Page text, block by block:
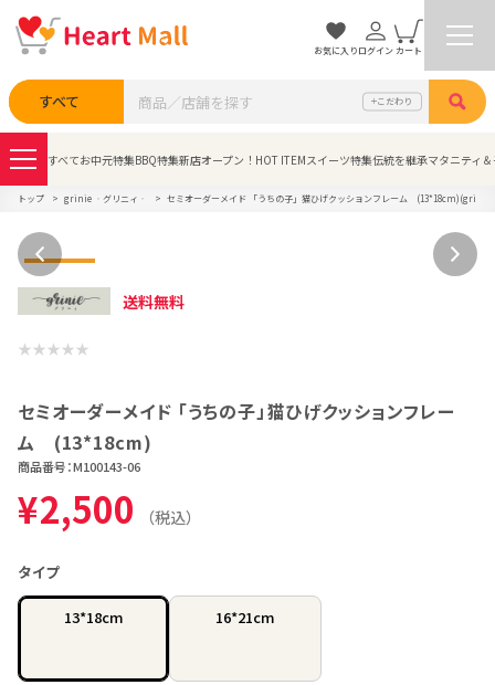
すべて こだわり
お気に入りログイン カート
すべてお中元特集BBQ特集新店オープン！ HOT ITEM スイーツ特集伝統を継承マタニティ
トップ grinie ‐グリニィ‐ セミオーダーメイド 「うちの子」猫ひげクッションフレーム
送料無料
セミオーダーメイド 「うちの子」猫ひげクッションフレー
ム (13*18cm)
商品番号：M100143-06
¥2,500 （税込）
タイプ
13*18cm 16*21cm